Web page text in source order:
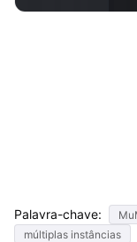
Palavra-chave:
múltiplas instâncias